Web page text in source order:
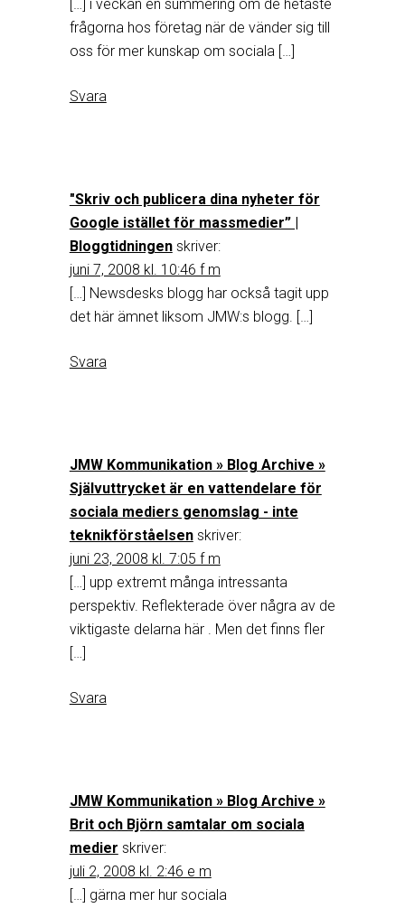
[…] i veckan en summering om de hetaste
frågorna hos företag när de vänder sig till
oss för mer kunskap om sociala […]
Svara
"Skriv och publicera dina nyheter för
Google istället för massmedier” |
Bloggtidningen skriver:
juni 7, 2008 kl. 10:46 f m
[…] Newsdesks blogg har också tagit upp
det här ämnet liksom JMW:s blogg. […]
Svara
JMW Kommunikation » Blog Archive »
Självuttrycket är en vattendelare för
sociala mediers genomslag - inte
teknikförståelsen skriver:
juni 23, 2008 kl. 7:05 f m
[…] upp extremt många intressanta
perspektiv. Reflekterade över några av de
viktigaste delarna här . Men det finns fler
[…]
Svara
JMW Kommunikation » Blog Archive »
Brit och Björn samtalar om sociala
medier skriver:
juli 2, 2008 kl. 2:46 e m
[…] gärna mer hur sociala